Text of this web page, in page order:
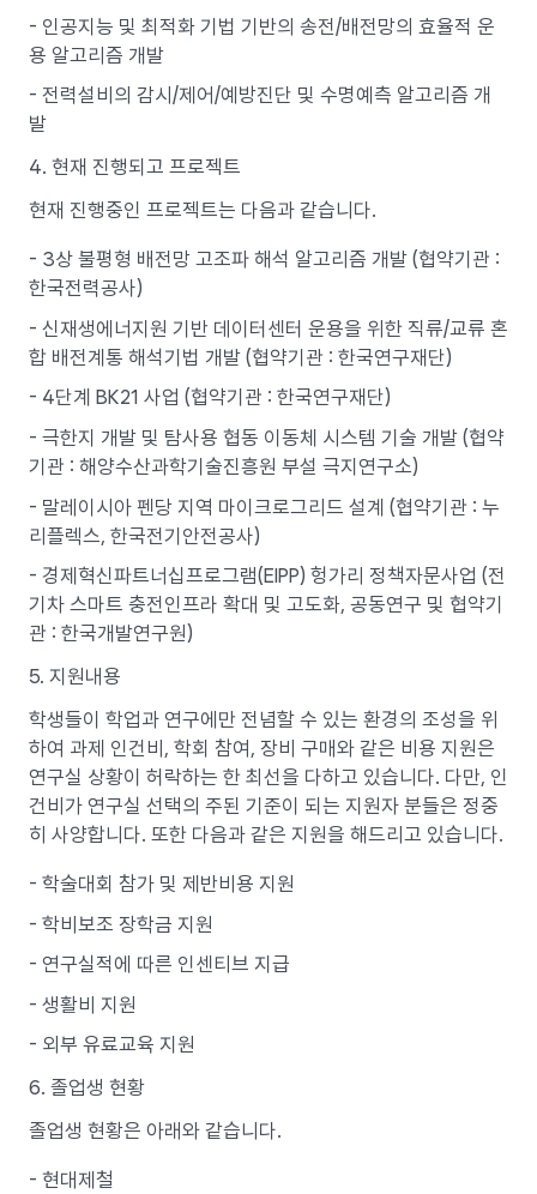
- 인공지능 및 최적화 기법 기반의 송전/배전망의 효율적 운
용 알고리즘 개발
- 전력설비의 감시/제어/예방진단 및 수명예측 알고리즘 개
발
4. 현재 진행되고 프로젝트
현재 진행중인 프로젝트는 다음과 같습니다.
- 3상 불평형 배전망 고조파 해석 알고리즘 개발 (협약기관 :
한국전력공사)
- 신재생에너지원 기반 데이터센터 운용을 위한 직류/교류 혼
합 배전계통 해석기법 개발 (협약기관 : 한국연구재단)
- 4단계 BK21 사업 (협약기관 : 한국연구재단)
- 극한지 개발 및 탐사용 협동 이동체 시스템 기술 개발 (협약
기관 : 해양수산과학기술진흥원 부설 극지연구소)
- 말레이시아 펜당 지역 마이크로그리드 설계 (협약기관 : 누
리플렉스, 한국전기안전공사)
- 경제혁신파트너십프로그램(EIPP) 헝가리 정책자문사업 (전
기차 스마트 충전인프라 확대 및 고도화, 공동연구 및 협약기
관 : 한국개발연구원)
5. 지원내용
학생들이 학업과 연구에만 전념할 수 있는 환경의 조성을 위
하여 과제 인건비, 학회 참여, 장비 구매와 같은 비용 지원은
연구실 상황이 허락하는 한 최선을 다하고 있습니다. 다만, 인
건비가 연구실 선택의 주된 기준이 되는 지원자 분들은 정중
히 사양합니다. 또한 다음과 같은 지원을 해드리고 있습니다.
- 학술대회 참가 및 제반비용 지원
- 학비보조 장학금 지원
- 연구실적에 따른 인센티브 지급
- 생활비 지원
- 외부 유료교육 지원
6. 졸업생 현황
졸업생 현황은 아래와 같습니다.
- 현대제철